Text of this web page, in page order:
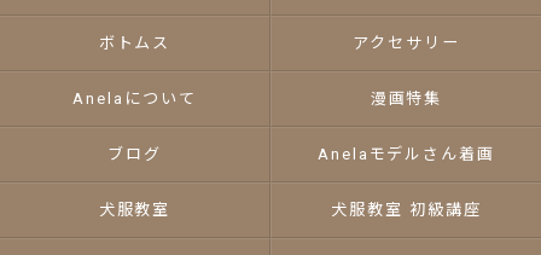
ボトムス アクセサリー
Anelaについて 漫画特集
ブログ Anelaモデルさん着画
犬服教室 犬服教室 初級講座